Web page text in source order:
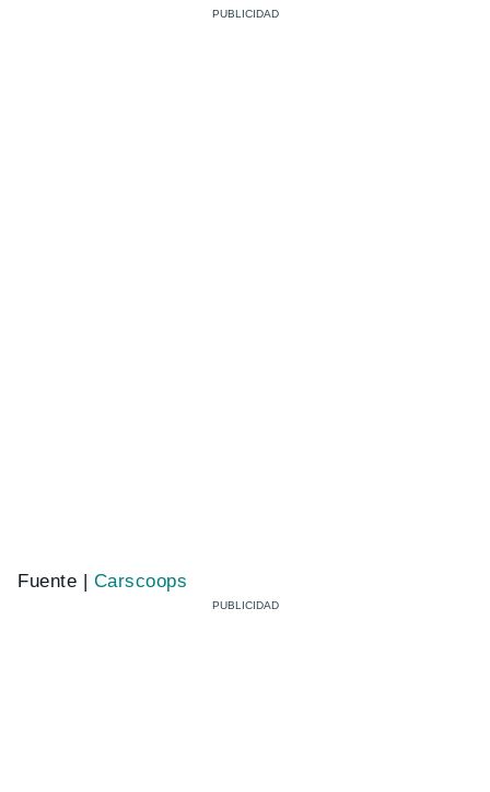
Fuente | Carscoops